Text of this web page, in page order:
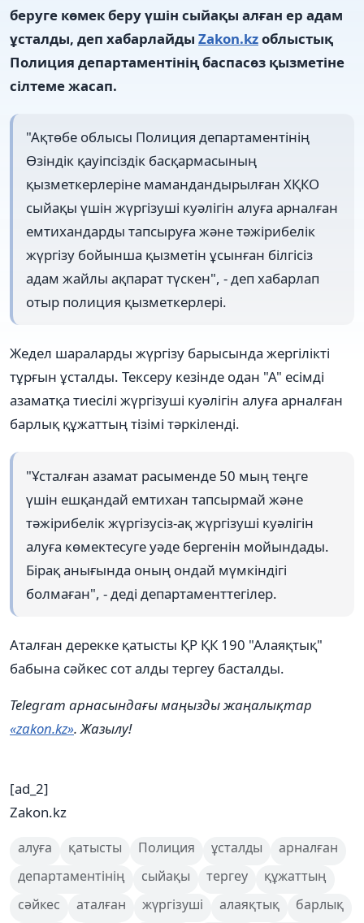
беруге көмек беру үшін сыйақы алған ер адам
ұсталды, деп хабарлайды Zakon.kzоблыстық
Полиция департаментінің баспасөз қызметіне
сілтеме жасап.
"Ақтөбе облысы Полиция департаментінің
Өзіндік қауіпсіздік басқармасының
қызметкерлеріне мамандандырылған ХҚКО
сыйақы үшін жүргізуші куәлігін алуға арналған
емтихандарды тапсыруға және тәжірибелік
жүргізу бойынша қызметін ұсынған білгісіз
адам жайлы ақпарат түскен", - деп хабарлап
отыр полиция қызметкерлері.
Жедел шараларды жүргізу барысында жергілікті
тұрғын ұсталды. Тексеру кезінде одан "А" есімді
азаматқа тиесілі жүргізуші куәлігін алуға арналған
барлық құжаттың тізімі тәркіленді.
"Ұсталған азамат расыменде 50 мың теңге
үшін ешқандай емтихан тапсырмай және
тәжірибелік жүргізусіз-ақ жүргізуші куәлігін
алуға көмектесуге уәде бергенін мойындады.
Бірақ анығында оның ондай мүмкіндігі
болмаған", - деді департаменттегілер.
Аталған дерекке қатысты ҚР ҚК 190 "Алаяқтық"
бабына сәйкес сот алды тергеу басталды.
Telegram арнасындағы маңызды жаңалықтар
«zakon.kz». Жазылу!
[ad_2]
Zakon.kz
алуға қатысты Полиция ұсталды
арналған
департаментінің
сыйақы тергеу
құжаттың
сәйкес
аталған жүргізуші алаяқтық
барлық